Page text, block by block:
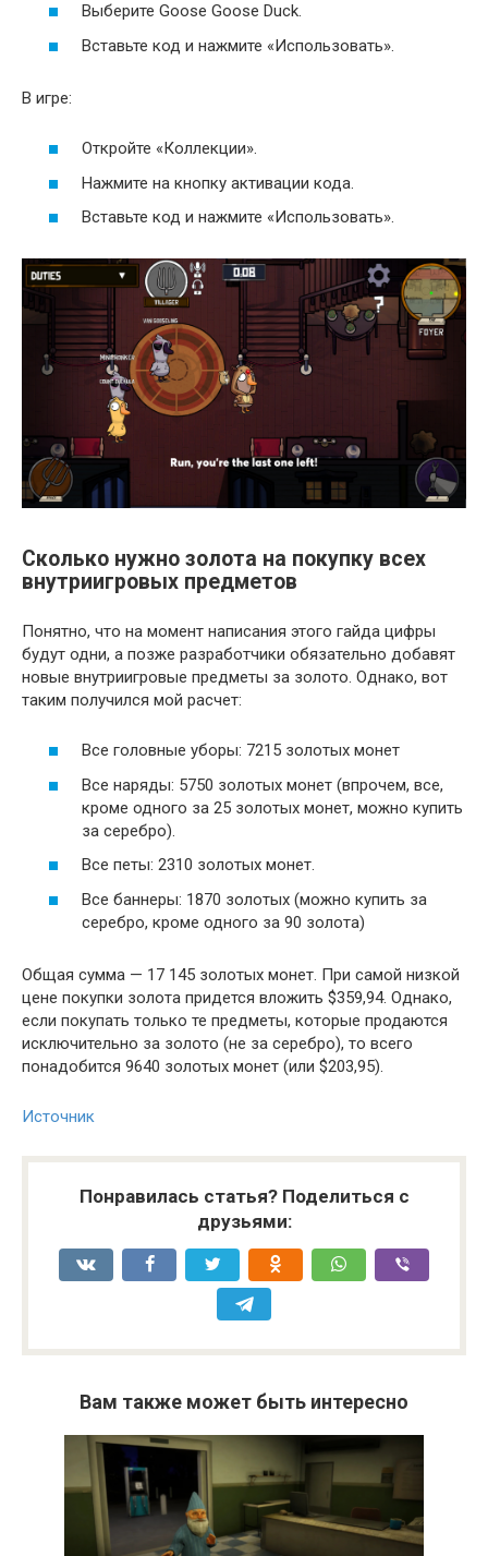
Выберите Goose Goose Duck.
Вставьте код и нажмите «Использовать».
В игре:
Откройте «Коллекции».
Нажмите на кнопку активации кода.
Вставьте код и нажмите «Использовать».
Сколько нужно золота на покупку всех
внутриигровых предметов
Понятно, что на момент написания этого гайда цифры
будут одни, а позже разработчики обязательно добавят
новые внутриигровые предметы за золото. Однако, вот
таким получился мой расчет:
Все головные уборы: 7215 золотых монет
Все наряды: 5750 золотых монет (впрочем, все,
кроме одного за 25 золотых монет, можно купить
за серебро).
Все петы: 2310 золотых монет.
Все баннеры: 1870 золотых (можно купить за
серебро, кроме одного за 90 золота)
Общая сумма — 17 145 золотых монет. При самой низкой
цене покупки золота придется вложить $359,94. Однако,
если покупать только те предметы, которые продаются
исключительно за золото (не за серебро), то всего
понадобится 9640 золотых монет (или $203,95).
Источник
Понравилась статья? Поделиться с
друзьями:
Вам также может быть интересно